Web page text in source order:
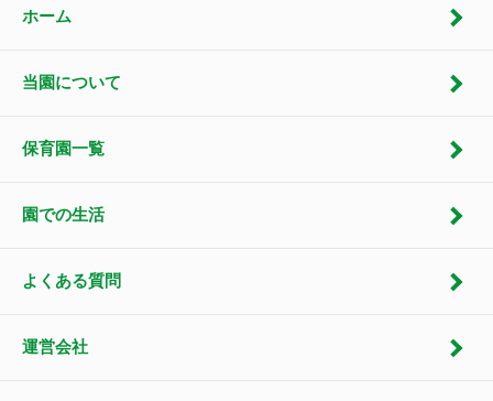
ホーム
当園について
保育園一覧
園での生活
よくある質問
運営会社